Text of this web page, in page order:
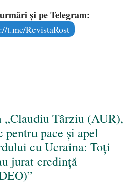
și pe Telegram:
t.me/RevistaRost
Târziu (AUR),
pentru pace și apel
cu Ucraina: Toți
jurat credință